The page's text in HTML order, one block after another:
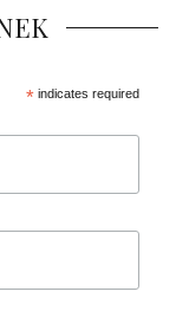
*indicates required